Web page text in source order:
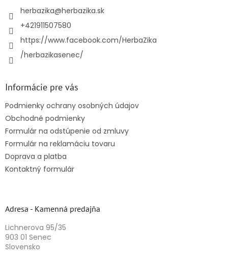
herbazika@herbazika.sk
+421911507580
https://www.facebook.com/HerbaZika
/herbazikasenec/
Informácie pre vás
Podmienky ochrany osobných údajov
Obchodné podmienky
Formulár na odstúpenie od zmluvy
Formulár na reklamáciu tovaru
Doprava a platba
Kontaktný formulár
Adresa - Kamenná predajňa
Lichnerova 95/35
903 01 Senec
Slovensko